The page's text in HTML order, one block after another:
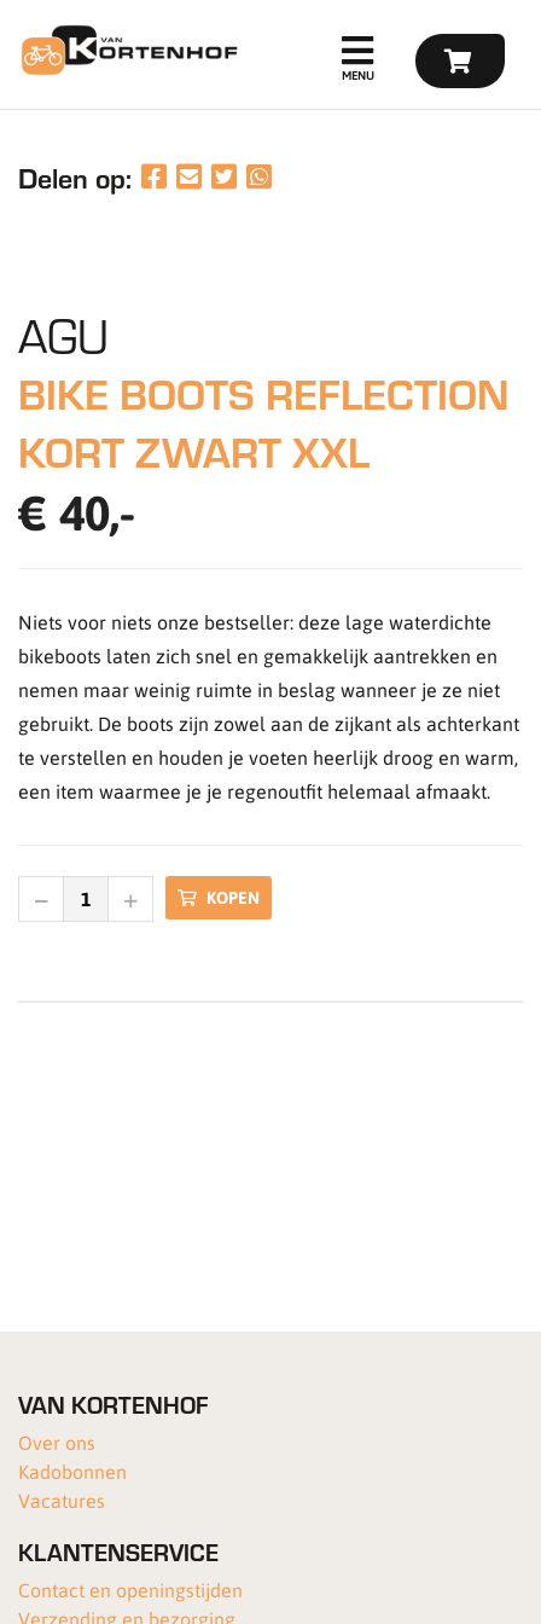
Delen op:
AGU
BIKE BOOTS REFLECTION
KORT ZWART XXL
€ 40,-
Niets voor niets onze bestseller: deze lage waterdichte
bikeboots laten zich snel en gemakkelijk aantrekken en
nemen maar weinig ruimte in beslag wanneer je ze niet
gebruikt. De boots zijn zowel aan de zijkant als achterkant
te verstellen en houden je voeten heerlijk droog en warm,
een item waarmee je je regenoutfit helemaal afmaakt.
KOPEN
VAN KORTENHOF
Over ons
Kadobonnen
Vacatures
KLANTENSERVICE
Contact en openingstijden
Verzending en bezorging